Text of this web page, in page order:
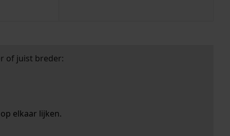
of juist breder:
elkaar lijken.